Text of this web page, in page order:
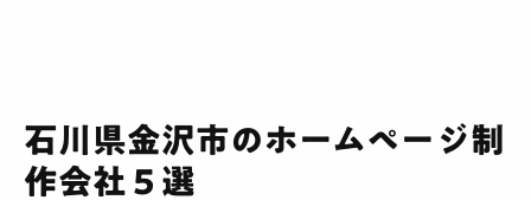
石川県金沢市のホームページ制
作会社５選